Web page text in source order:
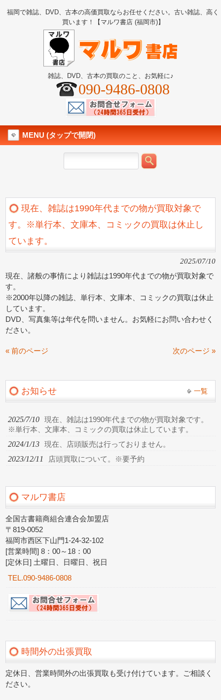
福岡で雑誌、DVD、古本の高価買取ならお任せください。古い雑誌、高く
買います！【マルワ書店 (福岡市)】
雑誌、DVD、古本の買取のこと、お気軽に♪
090-9486-0808
MENU (タップで開閉)
現在、雑誌は1990年代までの物が買取対象で
す。※単行本、文庫本、コミックの買取は休止し
ています。
2025/07/10
現在、諸般の事情により雑誌は1990年代までの物が買取対象で
す。
※2000年以降の雑誌、単行本、文庫本、コミックの買取は休止
しています。
DVD、写真集等は年代を問いません。お気軽にお問い合わせく
ださい。
« 前のページ 次のページ »
お知らせ 一覧
2025/7/10
現在、雑誌は1990年代までの物が買取対象です。
※単行本、文庫本、コミックの買取は休止しています。
2024/1/13 現在、店頭販売は行っておりません。
2023/12/11 店頭買取について。※要予約
マルワ書店
全国古書籍商組合連合会加盟店
〒819-0052
福岡市西区下山門1-24-32-102
[営業時間] 8：00～18：00
[定休日] 土曜日、日曜日、祝日
TEL.090-9486-0808
時間外の出張買取
定休日、営業時間外の出張買取も受け付けています。ご相談く
ださい。